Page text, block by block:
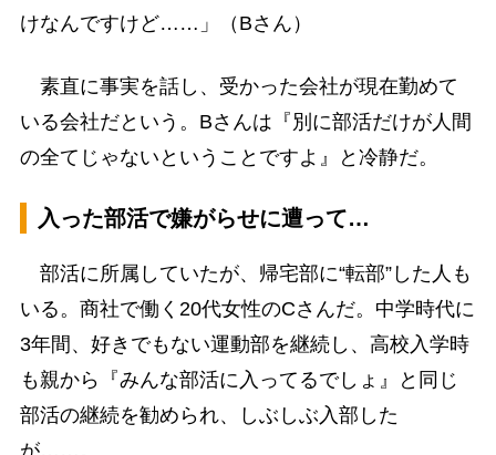
けなんですけど……」（Bさん）
素直に事実を話し、受かった会社が現在勤めて
いる会社だという。Bさんは『別に部活だけが人間
の全てじゃないということですよ』と冷静だ。
入った部活で嫌がらせに遭って…
部活に所属していたが、帰宅部に“転部”した人も
いる。商社で働く20代女性のCさんだ。中学時代に
3年間、好きでもない運動部を継続し、高校入学時
も親から『みんな部活に入ってるでしょ』と同じ
部活の継続を勧められ、しぶしぶ入部した